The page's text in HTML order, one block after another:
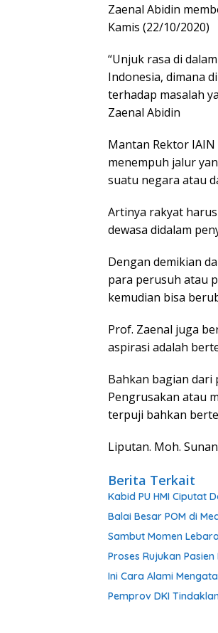
Zaenal Abidin
Kamis (22/10/2020)
“Unjuk rasa di
Indonesia, dimana
terhadap masalah
Zaenal Abidin
Mantan Rektor
menempuh jalur
suatu negara atau
Artinya rakyat
dewasa didalam
Dengan demikian
para perusuh atau
kemudian bisa
Prof. Zaenal juga
aspirasi adalah
Bahkan bagian dari
Pengrusakan atau
terpuji bahkan
Liputan. Moh.
Berita Terkait
Kabid PU HMI Ciputat
Balai Besar POM di
Sambut Momen
Proses Rujukan
Ini Cara Alami
Pemprov DKI